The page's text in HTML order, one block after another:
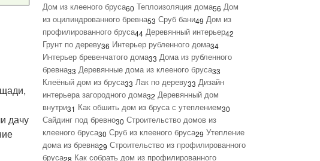
дачу
Дом из клееного бруса60 Теплоизоляция дома56 Дом
из оцилиндрованного бревна53 Сруб бани49 Дом из
профилированного бруса44 Деревянный интерьер42
Грунт по дереву36 Интерьер рубленного дома34
Интерьер бревенчатого дома33 Дома из рубленного
бревна33 Деревянные дома из клееного бруса33
Клеёный дом из бруса33 Лак по дереву33 Дизайн
интерьера загородного дома32 Деревянный дом
внутри31 Как обшить дом из бруса с утеплением30
Сайдинг под бревно30 Строительство домов из
клееного бруса30 Сруб из клееного бруса29 Утепление
дома из бревна29 Строительство из профилированного
бруса28 Как собрать дом из профилированного